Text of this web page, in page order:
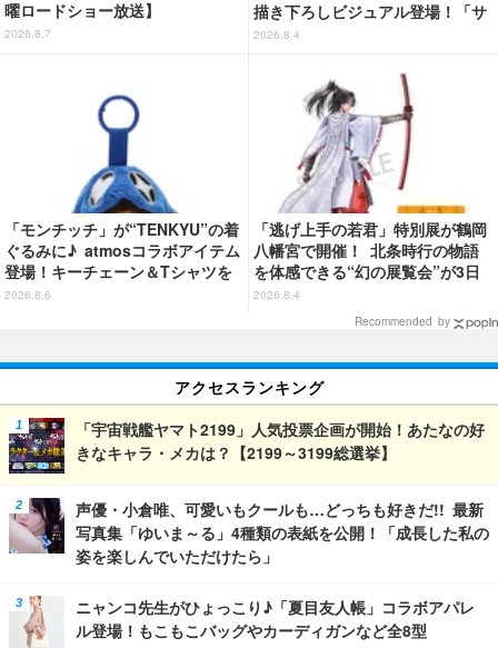
曜ロードショー放送】
2026.8.7
描き下ろしビジュアル登場！「サ
ンシャインシティプリンスホテ
ル」コラボ開催
2026.8.4
「モンチッチ」が“TENKYU”の着
ぐるみに♪ atmosコラボアイテム
登場！キーチェーン＆Tシャツを
展開
2026.8.6
「逃げ上手の若君」特別展が鶴岡
八幡宮で開催！ 北条時行の物語
を体感できる“幻の展覧会”が3日
間限定で登場【8/28～30】
2026.8.4
Recommended by
アクセスランキング
「宇宙戦艦ヤマト2199」人気投票企画が開始！あたなの好
きなキャラ・メカは？【2199～3199総選挙】
声優・小倉唯、可愛いもクールも…どっちも好きだ!! 最新
写真集「ゆいま～る」4種類の表紙を公開！「成長した私の
姿を楽しんでいただけたら」
ニャンコ先生がひょっこり♪「夏目友人帳」コラボアパレ
ル登場！もこもこバッグやカーディガンなど全8型